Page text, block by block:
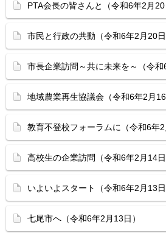
PTA会長の皆さんと（令和6年2月20
市民と行政の共動（令和6年2月20日
市長企業訪問～共に未来を～（令和
地域農業再生協議会（令和6年2月16
教育不登校フォーラムに（令和6年2
高校生の企業訪問（令和6年2月14日
いよいよスタート（令和6年2月13日
七尾市へ（令和6年2月13日）